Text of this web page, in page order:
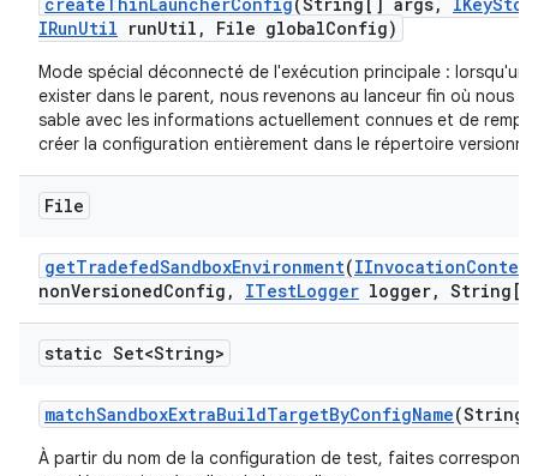
IRunUtil runUtil , File globalConfig)
Mode spécial déconnecté de l'exécution principale :
exister dans le parent, nous revenons au lanceur fin où nous
sable avec les informations actuellement connues et de
créer la configuration entièrement dans le répertoire versionné.
File
getTradefedSandboxEnvironment(IInvocationContext
nonVersionedConfig , ITestLogger logger, String[]
static Set<String>
matchSandboxExtraBuildTargetByConfigName(String
À partir du nom de la configuration de test, faites